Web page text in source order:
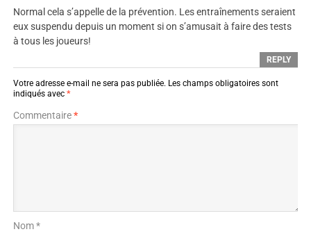
Normal cela s’appelle de la prévention. Les entraînements seraient
eux suspendu depuis un moment si on s’amusait à faire des tests
à tous les joueurs!
REPLY
Votre adresse e-mail ne sera pas publiée. Les champs obligatoires sont
indiqués avec *
Commentaire*
Nom *